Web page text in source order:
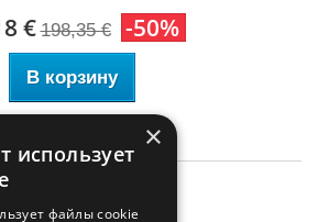
€ 198,35 € -50%
В корзину
×
использует
файлы cookie